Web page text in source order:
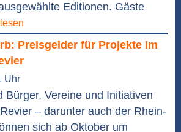
Editionen. Gäste
Preisgelder für Projekte im
Uhr
Bürger, Vereine und Initiativen
– darunter auch der Rhein-
sich ab Oktober um